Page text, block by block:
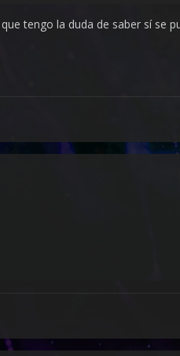
tengo la duda de saber sí se